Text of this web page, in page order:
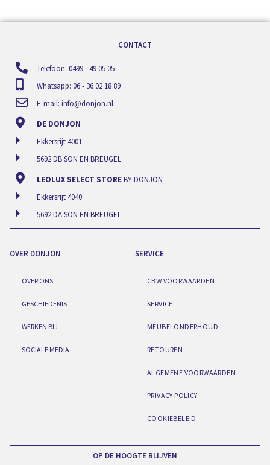
CONTACT
Telefoon: 0499 - 49 05 05
Whatsapp: 06 - 36 02 18 89
E-mail: info@donjon.nl
DE DONJON
Ekkersrijt 4001
5692 DB SON EN BREUGEL
LEOLUX SELECT STOREBY DONJON
Ekkersrijt 4040
5692 DA SON EN BREUGEL
OVER DONJON
OVER ONS
GESCHIEDENIS
WERKEN BIJ
SOCIALE MEDIA
SERVICE
CBW VOORWAARDEN
SERVICE
MEUBELONDERHOUD
RETOUREN
ALGEMENE VOORWAARDEN
PRIVACY POLICY
COOKIEBELEID
OP DE HOOGTE BLIJVEN